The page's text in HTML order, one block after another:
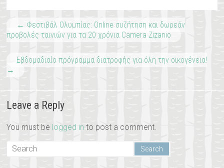
← Φεστιβάλ Ολυμπίας: Online συζήτηση και δωρεάν
προβολές ταινιών για τα 20 χρόνια Camera Zizanio
Εβδομαδιαίο πρόγραμμα διατροφής για όλη την οικογένεια!
→
Leave a Reply
You must be logged in to post a comment.